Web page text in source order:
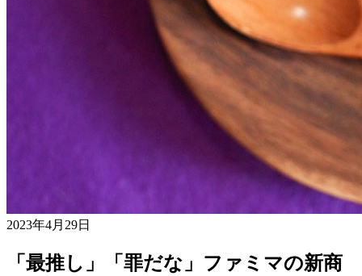
2023年4月29日
「最推し」「罪だな」ファミマの新商